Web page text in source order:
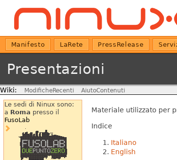
Manifesto LaRete PressRelease
Presentazioni
Wiki: ModificheRecenti AiutoContenuti
Le sedi di Ninux sono:
a Roma presso il
FusoLab
Materiale utilizzato per
Indice
Italiano
English